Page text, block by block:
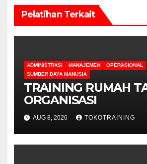
Pelatihan Terkait
ADMINISTRASI MANAJEMEN
OPERASIONAL
SUMBER DAYA MANUSIA
TRAINING RUMAH
ORGANISASI
AUG 8, 2026 TOKOTRAINING